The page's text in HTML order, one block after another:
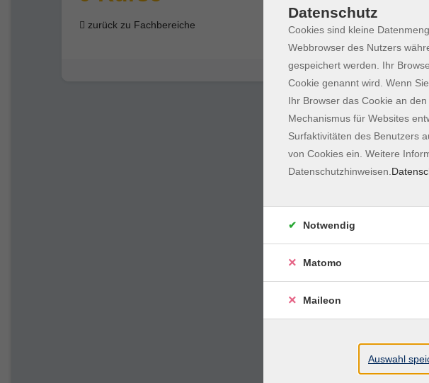
zurück zu Fachbereiche
Sie wissen
Verschenken
Bei den knapp
Sicherheit den
Ob...
... eine Sprach-
... ein
... eine Musik-
Buchen Sie
Im
Wir buchen
von Ihnen
Datenschutz
Cookies sind kleine
Webbrowser des Nutzers
gespeichert werden. Ihr
Cookie genannt wird. Wenn
Ihr Browser das Cookie an
Mechanismus für Websites
Surfaktivitäten des Benutzers
von Cookies ein. Weitere
Datenschutzhinweisen.
Notwendig
Matomo
Maileon
Auswahl